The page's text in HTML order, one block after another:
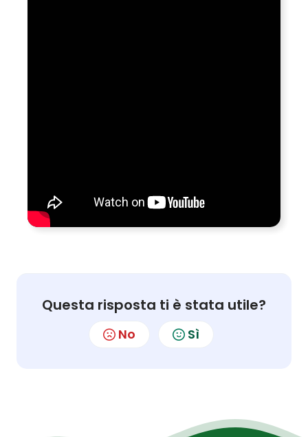
Questa risposta ti è stata utile?
No Sì